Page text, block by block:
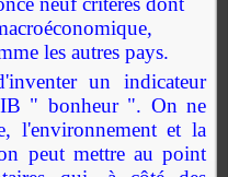
les autres pays.
un indicateur
" bonheur ". On ne
l'environnement et la
peut mettre au point